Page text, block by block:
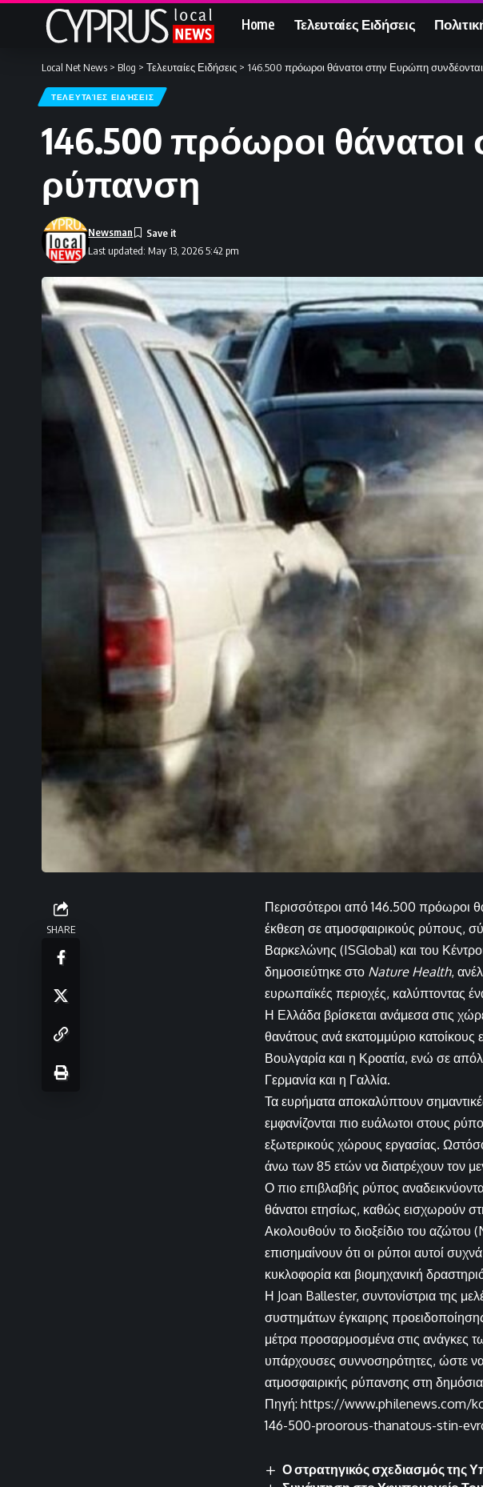
Home Τελευταίες Ειδήσεις
Local Net News > Blog > Τελευταίες Ειδήσεις > 146.500 πρόωροι θάνατοι στην Ευρώπη
ΤΕΛΕΥΤΑΊΕΣ ΕΙΔΉΣΕΙΣ
146.500 πρόωροι
ρύπανση
Last updated: May 13, 2026 5:42 pm
Newsman
SHARE
Περισσότεροι από 146.500 πρόωροι
έκθεση σε ατμοσφαιρικούς ρύπους,
Βαρκελώνης (ISGlobal) και του
δημοσιεύτηκε στο Nature Health,
ευρωπαϊκές περιοχές, καλύπτοντας
Η Ελλάδα βρίσκεται ανάμεσα στις
θανάτους ανά εκατομμύριο
Βουλγαρία και η Κροατία, ενώ σε
Γερμανία και η Γαλλία.
Τα ευρήματα αποκαλύπτουν
εμφανίζονται πιο ευάλωτοι στους
εξωτερικούς χώρους εργασίας.
άνω των 85 ετών να διατρέχουν τον
Ο πιο επιβλαβής ρύπος
θάνατοι ετησίως, καθώς εισχωρούν
Ακολουθούν το διοξείδιο του αζώτου
επισημαίνουν ότι οι ρύποι αυτοί
κυκλοφορία και βιομηχανική
Η Joan Ballester, συντονίστρια της
συστημάτων έγκαιρης προειδοποίησης.
μέτρα προσαρμοσμένα στις ανάγκες
υπάρχουσες συννοσηρότητες, ώστε να
ατμοσφαιρικής ρύπανσης στη δημόσια
Πηγή: https://www.philenews.com/
146-500-proorous-thanatous-stin-
Ο στρατηγικός σχεδιασμός της